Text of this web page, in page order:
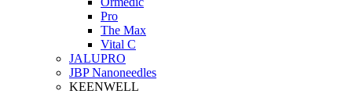
Pro
The Max
Vital C
JALUPRO
JBP Nanoneedles
KEENWELL